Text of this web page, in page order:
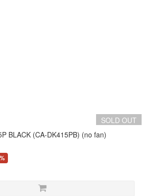
SOLD OUT
BLACK (CA-DK415PB) (no fan)